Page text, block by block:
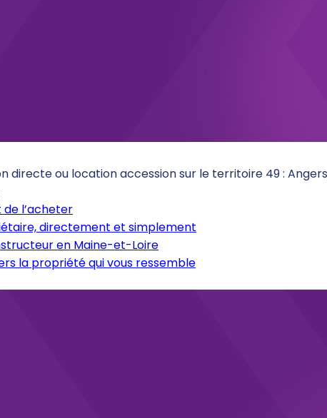
directe ou location accession sur le territoire 49 :
l’acheter
directement et simplement
en Maine-et-Loire
la propriété qui vous ressemble